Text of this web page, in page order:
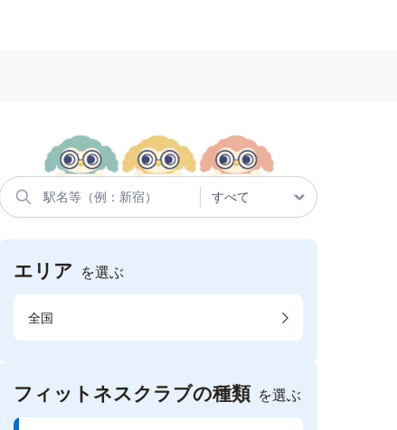
エリア を選ぶ
全国
フィットネスクラブの種類 を選ぶ